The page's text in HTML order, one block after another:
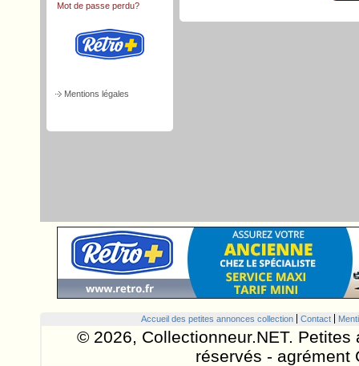
Mot de passe perdu?
Mentions légales
Accueil des petites annonces collection Contact
© 2026, Collectionneur.NET.
réservés - agrément